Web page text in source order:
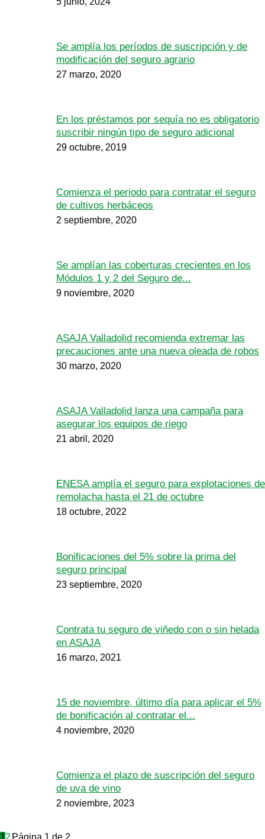
Se amplía los períodos de suscripción y de
modificación del seguro agrario
27 marzo, 2020
En los préstamos por sequía no es obligatorio
suscribir ningún tipo de seguro adicional
29 octubre, 2019
Comienza el periodo para contratar el seguro
de cultivos herbáceos
2 septiembre, 2020
Se amplían las coberturas crecientes en los
Módulos 1 y 2 del Seguro de...
9 noviembre, 2020
ASAJA Valladolid recomienda extremar las
precauciones ante una nueva oleada de robos
30 marzo, 2020
ASAJA Valladolid lanza una campaña para
asegurar los equipos de riego
21 abril, 2020
ENESA amplía el seguro para explotaciones de
remolacha hasta el 21 de octubre
18 octubre, 2022
Bonificaciones del 5% sobre la prima del
seguro principal
23 septiembre, 2020
Contrata tu seguro de viñedo con o sin helada
en ASAJA
16 marzo, 2021
15 de noviembre, último día para aplicar el 5%
de bonificación al contratar el...
4 noviembre, 2020
Comienza el plazo de suscripción del seguro
de uva de vino
2 noviembre, 2023
1 2 Página 1 de 2